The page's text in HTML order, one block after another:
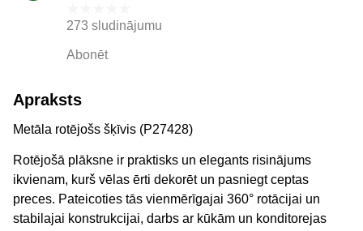
273 sludinājumu
Abonēt
Apraksts
Metāla rotējošs šķīvis (P27428)
Rotējošā plāksne ir praktisks un elegants risinājums
ikvienam, kurš vēlas ērti dekorēt un pasniegt ceptas
preces. Pateicoties tās vienmērīgajai 360° rotācijai un
stabilajai konstrukcijai, darbs ar kūkām un konditorejas